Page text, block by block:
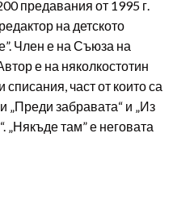
предавания от 1995 г.
на детското
Член е на Съюза на
е на няколкостотин
част от които са
„Преди забравата“ и „Из
„Някъде там” е неговата